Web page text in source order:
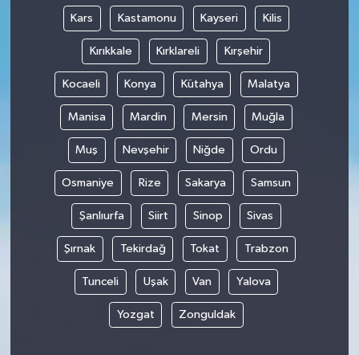
Kars Kastamonu Kayseri Kilis
Kırıkkale Kırklareli Kırşehir
Kocaeli Konya Kütahya Malatya
Manisa Mardin Mersin Muğla
Muş Nevşehir Niğde Ordu
Osmaniye Rize Sakarya Samsun
Şanlıurfa Siirt Sinop Sivas
Şırnak Tekirdağ Tokat Trabzon
Tunceli Uşak Van Yalova
Yozgat Zonguldak